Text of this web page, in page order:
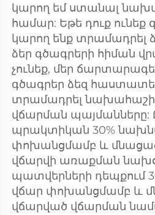
կարող եմ ստանալ
համար: Եթե դուք ունեք
կարող ենք տրամադրել
ձեր գծագրերի հիման
չունեք, մեր
գծագրեր ձեզ
տրամադրել
վճարման պայմանները:
պրակտիկան 30%
փոխանցմամբ և
վճարվի առաքման
պատվերների դեպքում
վճար փոխանցմամբ և
վճարված վճարման